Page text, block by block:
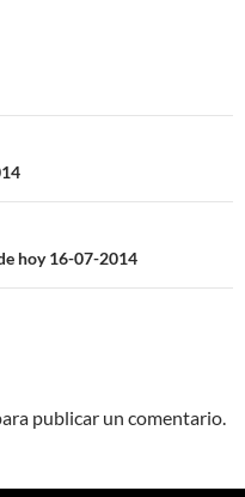
hoy 16-07-2014
publicar un comentario.